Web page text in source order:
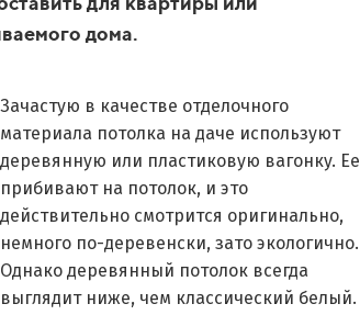
дома.
Зачастую в качестве отделочного
материала потолка на даче используют
деревянную или пластиковую вагонку. Ее
прибивают на потолок, и это
действительно смотрится оригинально,
немного по-деревенски, зато экологично.
Однако деревянный потолок всегда
выглядит ниже, чем классический белый.